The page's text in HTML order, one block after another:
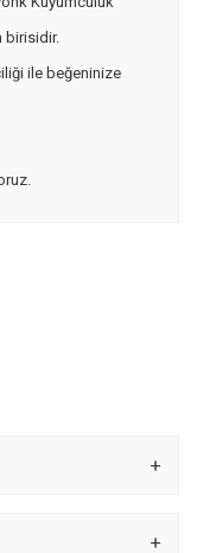
birisidir.
ile beğeninize